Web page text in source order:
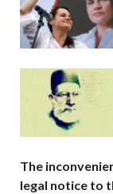
The
legal notice to